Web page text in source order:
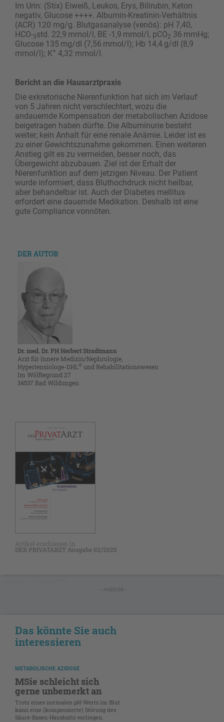
Im Urin: (Stix) Eiweiß, Leukos, Erys, Bilirubin, Keton
negativ, Glucose ++++. Albumin-Kreatinin-Verhältnis
(ACR) 120 mg/g. Blutgasanalyse (venös): pH 7,40,
HCO-3std. 22,9 mmol/l, BE -1,9 mmol/l, pCO2 36 mmHg;
Glucose 135 mg/dl (7,56 mmol/l); Hb 14,4 g/dl (8,9
mmol/l); K+ 4,32 mmol/l.
Bericht an die Hausarztpraxis
Die exkretorische Nierenfunktion hat sich im Verlauf
von 5 Jahren nicht verschlechtert, wozu die
andauernde Kompensation der metabolischen Azidose
beigetragen haben dürfte. Die Albuminurie besteht
weiter; kein Anhalt für eine renale Anämie. Leider ist es
zu einer Gewichtszunahme gekommen. Einen weiteren
Anstieg gilt es zu vermeiden, besser noch, das
Übergewicht abzubauen. Ziel ist der Erhalt der
Nierenfunktion auf dem jetzigen Niveau. Der Patient
wurde informiert, dass Bluthochdruck nicht heilbar,
aber behandelbar ist. Auch der Diabetes mellitus
erfordert eine dauernde Medikation. Deshalb ist eine
gute Compliance vonnöten.
DER AUTOR
Dr. med. Dr. PH Herbert Stradtmann
Arzt für Innere Medizin/Nephrologie,
Hypertensiologe-DHL® und ­Rehabilitationswesen
Im Wölftegrund 27
34537 Bad Wildungen
Artikel erschienen in
DER PRIVATARZT Ausgabe 02/2025
- ANZEIGE -
Das könnte Sie auch
interessieren
METABOLISCHE AZIDOSE
MSie schleicht sich
gerne unbemerkt an
Trotz eines normalen pH-Werts im Blut
kann eine (kompensierte) Störung des
Säure-Basen-Haushalts vorliegen.